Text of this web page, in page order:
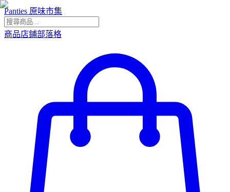
Panties 原味市集
商品店鋪部落格